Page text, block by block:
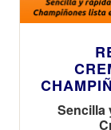
Sencilla